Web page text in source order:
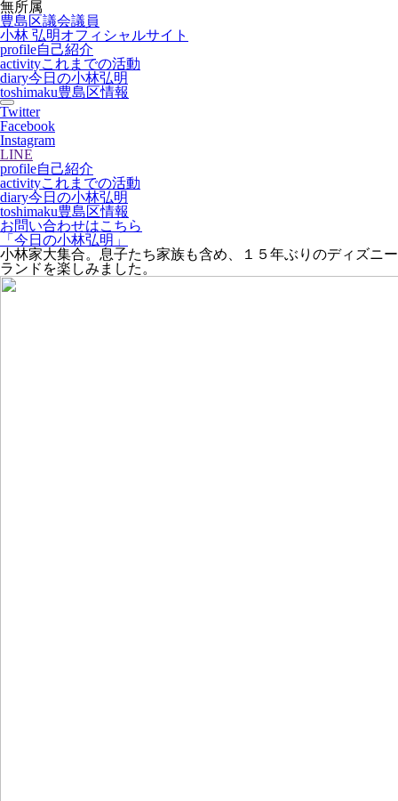
無所属
豊島区議会議員
小林 弘明オフィシャルサイト
profile自己紹介
activityこれまでの活動
diary今日の小林弘明
toshimaku豊島区情報
Twitter
Facebook
Instagram
LINE
profile自己紹介
activityこれまでの活動
diary今日の小林弘明
toshimaku豊島区情報
お問い合わせはこちら
「今日の小林弘明」
小林家大集合。息子たち家族も含め、１５年ぶりのディズニー
ランドを楽しみました。